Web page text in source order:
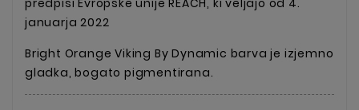
januarja 2022
Bright OrangeViking By Dynamic barva je izjemno
gladka, bogato pigmentirana.